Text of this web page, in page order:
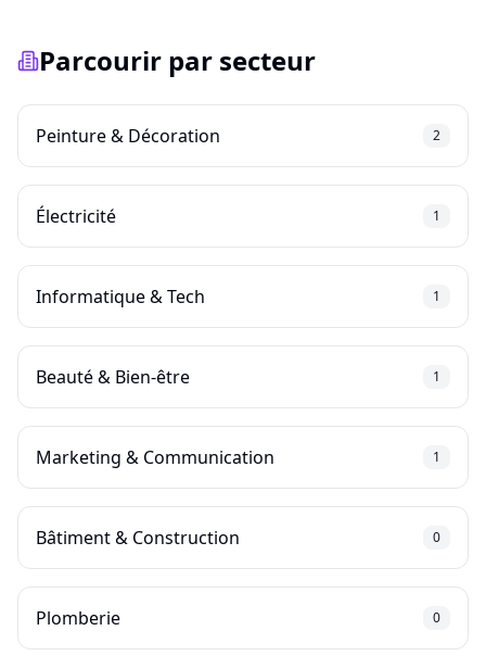
Parcourir par secteur
Peinture & Décoration 2
Électricité 1
Informatique & Tech 1
Beauté & Bien-être 1
Marketing & Communication 1
Bâtiment & Construction 0
Plomberie 0